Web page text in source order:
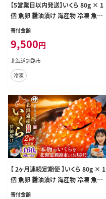
【5営業日以内発送】いくら 80g × 1
個 魚卵 醤油漬け 海産物 冷凍 魚介
類 ご飯のお供 海鮮 海鮮丼 いくら醤
寄付金額
9,500円
北海道釧路市
冷凍
【 2ヶ月連続定期便 】いくら 80g × 1
個 魚卵 醤油漬け 海産物 冷凍 魚介
類 ご飯のお供 海鮮 海鮮丼 国産 北
寄付金額